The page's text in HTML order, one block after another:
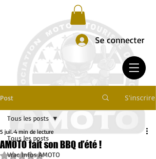
Se connecter
Post S'inscrire
Tous les posts
Vrac Infos AMOTO
Tous les posts
AMOTO fait son BBQ d’été !
5 juil. 4 min de lecture
Noté NaN étoiles sur 5.